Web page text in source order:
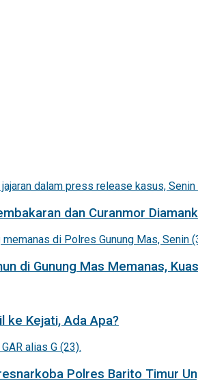
dan Curanmor
di Gunung Mas Memanas,
ke Kejati, Ada Apa?
Polres Barito Timur